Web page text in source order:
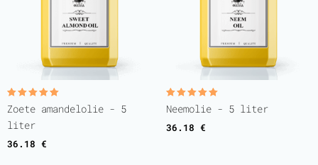
Gewaardeerd
5.00
uit 5
Zoete amandelolie - 5
liter
36.18 €
Gewaardeerd
5.00
Neemolie - 5 liter
36.18 €